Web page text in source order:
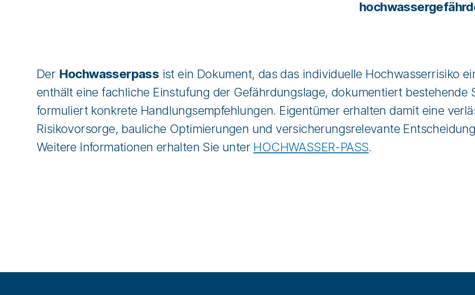
Der Hochwasserpass ist ein Dokument, das das individuelle Hochwasserrisiko
enthält eine fachliche Einstufung der Gefährdungslage, dokumentiert bestehende
formuliert konkrete Handlungsempfehlungen. Eigentümer erhalten damit eine
Risikovorsorge, bauliche Optimierungen und versicherungsrelevante
Weitere Informationen erhalten Sie unter HOCHWASSER-PASS.